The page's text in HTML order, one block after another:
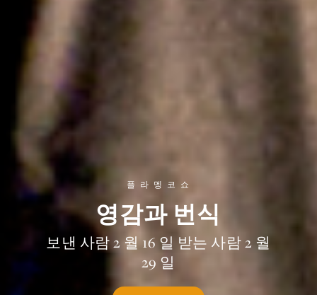
플 라 멩 코 쇼
영감과 번식
보낸 사람 2 월 16 일 받는 사람 2 월
29 일